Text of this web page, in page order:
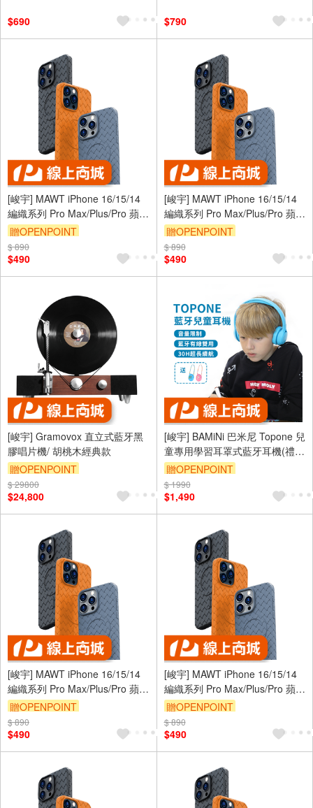
$690
$790
[峻宇] MAWT iPhone 16/15/14
編織系列 Pro Max/Plus/Pro 蘋果
奢華磁吸保護殼 MagSafe 升級
防滑鏡頭保護 手機保護套
贈OPENPOINT
$ 890
$490
[峻宇] MAWT iPhone 16/15/14
編織系列 Pro Max/Plus/Pro 蘋果
奢華磁吸保護殼 MagSafe 升級
防滑鏡頭保護 手機保護套
贈OPENPOINT
$ 890
$490
[峻宇] Gramovox 直立式藍牙黑
膠唱片機/ 胡桃木經典款
贈OPENPOINT
$ 29800
$24,800
[峻宇] BAMiNi 巴米尼 Topone 兒
童專用學習耳罩式藍牙耳機(禮盒
包裝 - 內附耳機收納包及DIY貼
紙) - 藍色
贈OPENPOINT
$ 1990
$1,490
[峻宇] MAWT iPhone 16/15/14
編織系列 Pro Max/Plus/Pro 蘋果
奢華磁吸保護殼 MagSafe 升級
防滑鏡頭保護 手機保護套
贈OPENPOINT
$ 890
$490
[峻宇] MAWT iPhone 16/15/14
編織系列 Pro Max/Plus/Pro 蘋果
奢華磁吸保護殼 MagSafe 升級
防滑鏡頭保護 手機保護套
贈OPENPOINT
$ 890
$490